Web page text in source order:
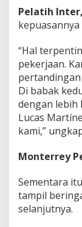
Pelatih Inter,
“Hal
pekerjaan.
Di babak
dengan lebih
Lucas
kami,”
Monterrey
Sementara
tampil
selanjutnya.